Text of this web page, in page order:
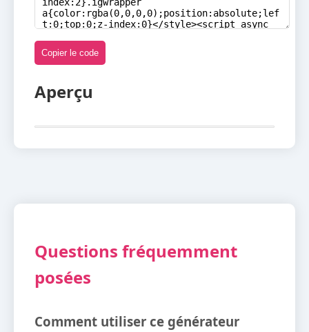
Copier le code
Aperçu
Questions fréquemment
posées
Comment utiliser ce générateur